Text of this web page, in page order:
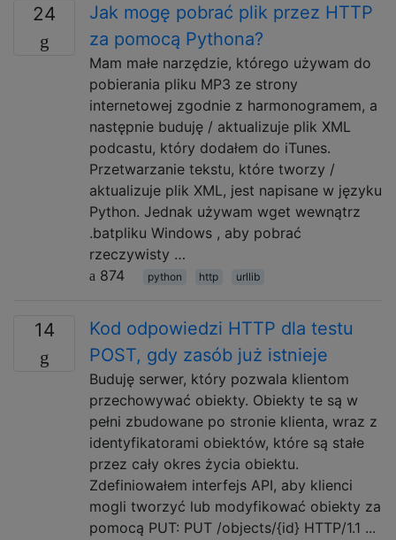
24
Jak mogę pobrać plik przez HTTP
za pomocą Pythona?
Mam małe narzędzie, którego używam do
pobierania pliku MP3 ze strony
internetowej zgodnie z harmonogramem, a
następnie buduję / aktualizuje plik XML
podcastu, który dodałem do iTunes.
Przetwarzanie tekstu, które tworzy /
aktualizuje plik XML, jest napisane w języku
Python. Jednak używam wget wewnątrz
.batpliku Windows , aby pobrać
rzeczywisty …
874
python http urllib
14
Kod odpowiedzi HTTP dla testu
POST, gdy zasób już istnieje
Buduję serwer, który pozwala klientom
przechowywać obiekty. Obiekty te są w
pełni zbudowane po stronie klienta, wraz z
identyfikatorami obiektów, które są stałe
przez cały okres życia obiektu.
Zdefiniowałem interfejs API, aby klienci
mogli tworzyć lub modyfikować obiekty za
pomocą PUT: PUT /objects/{id} HTTP/1.1 ...